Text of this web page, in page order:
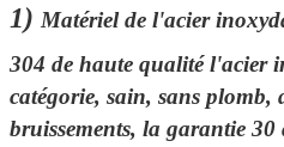
1) Matériel de l'acier
304 de haute qualité l'acier
catégorie, sain, sans plomb,
bruissements, la garantie 30